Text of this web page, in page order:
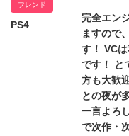
フレンド
PS4
完全エン
ますので
す！ VC
です！ と
方も大歓
との夜が
一言よろ
で次作・